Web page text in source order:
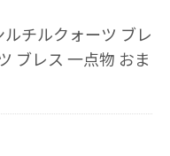
チルクォーツ ブレ
ブレス 一点物 おま